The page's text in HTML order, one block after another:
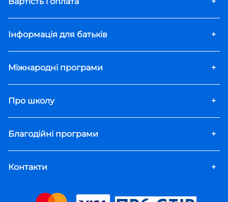
Інформація для батьків +
Міжнародні програми +
Про школу +
Благодійні програми +
Контакти +